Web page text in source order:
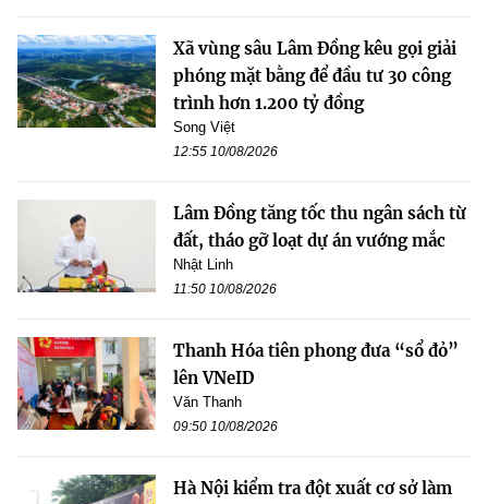
Xã vùng sâu Lâm Đồng kêu gọi giải
phóng mặt bằng để đầu tư 30 công
trình hơn 1.200 tỷ đồng
Song Việt
12:55 10/08/2026
Lâm Đồng tăng tốc thu ngân sách từ
đất, tháo gỡ loạt dự án vướng mắc
Nhật Linh
11:50 10/08/2026
Thanh Hóa tiên phong đưa “sổ đỏ”
lên VNeID
Văn Thanh
09:50 10/08/2026
Hà Nội kiểm tra đột xuất cơ sở làm